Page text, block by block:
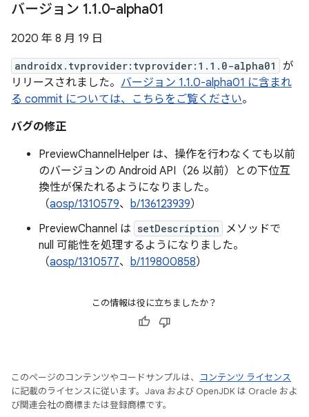
バージョン 1.1.0-alpha01
2020 年 8 月 19 日
androidx.tvprovider:tvprovider:1.1.0-alpha01
が
リリースされました。 バージョン 1.1.0-alpha01 に含まれ
る commit については、こちらをご覧ください。
バグの修正
PreviewChannelHelper は、操作を行わなくても以前
のバージョンの Android API（26 以前）との下位互
換性が保たれるようになりました。
（aosp/1310579、 b/136123939）
PreviewChannel は setDescription
メソッドで
null 可能性を処理するようになりました。
（aosp/1310577、 b/119800858）
この情報は役に立ちましたか？
このページのコンテンツやコードサンプルは、
コンテンツ ライセンス
に記載のライセンスに従います。Java および OpenJDK は Oracle およ
び関連会社の商標または登録商標です。